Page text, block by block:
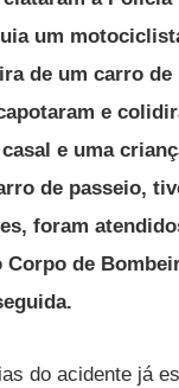
um
de um carro de
e
e uma
de passeio,
foram
Corpo de
do acidente já